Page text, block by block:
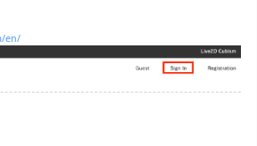
게 작동하는 PC 사양은 무엇인가요?
Cubism Editor, Cubism SDK, 샘플 모델을
요
모션은 새로운 Cubism SDK에서 사용할 수
정지하고 싶어요)
en/